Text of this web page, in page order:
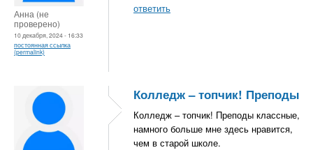
Анна (не
проверено)
10 декабря, 2024 - 16:33
постоянная ссылка
(permalink)
ответить
Колледж – топчик! Преподы
Колледж – топчик! Преподы классные,
намного больше мне здесь нравится,
чем в старой школе.